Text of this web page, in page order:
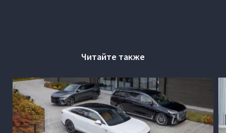
Читайте также